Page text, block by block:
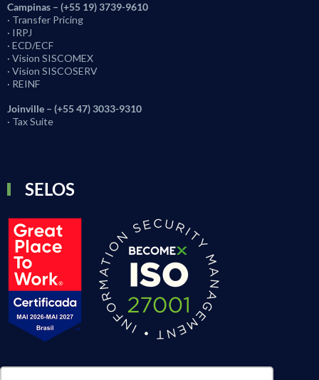
Campinas – (+55 19) 3739-9610
· Transfer Pricing
· IRPJ
· ECD/ECF
· Vision SISCOMEX
· Vision SISCOSERV
· REINF
Joinville – (+55 47) 3033-9310
· Tax Suite
SELOS